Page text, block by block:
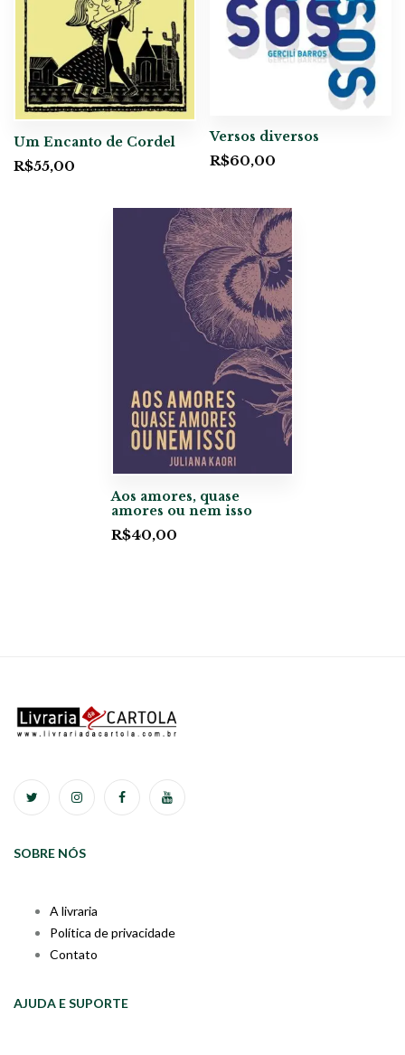
Um Encanto de Cordel
R$55,00
Versos diversos
R$60,00
Aos amores, quase
amores ou nem isso
R$40,00
SOBRE NÓS
A livraria
Política de privacidade
Contato
AJUDA E SUPORTE